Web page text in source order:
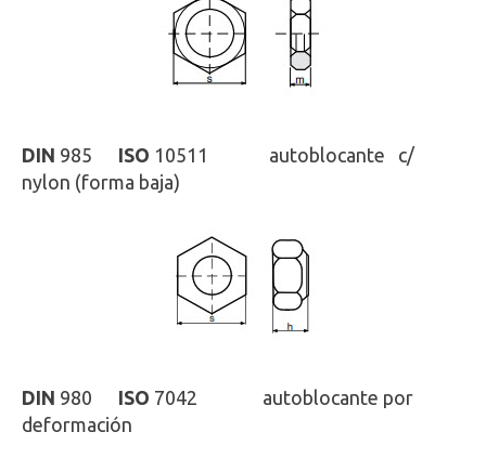
DIN 985 ISO 10511 autoblocante c/
nylon (forma baja)
DIN 980 ISO 7042 autoblocante por
deformación